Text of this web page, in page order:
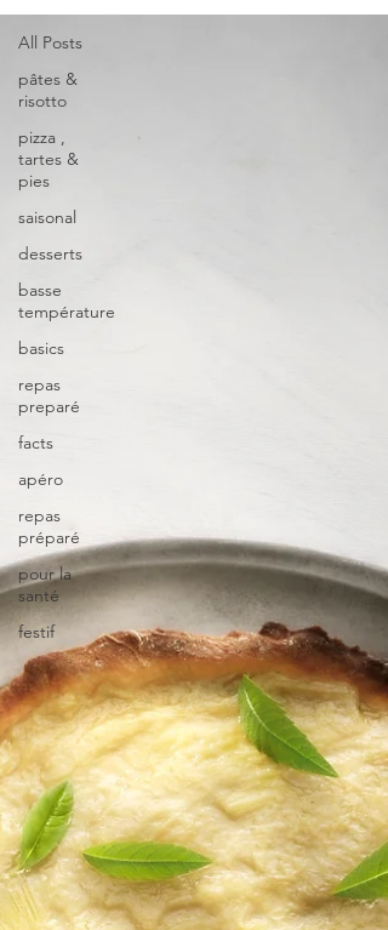
All Posts
pâtes &
risotto
pizza ,
tartes &
pies
saisonal
desserts
basse
température
basics
repas
preparé
facts
apéro
repas
préparé
pour la
santé
festif